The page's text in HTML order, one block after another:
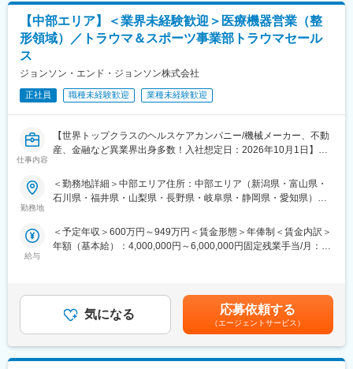
志向性やその時の環境に応じて「特定の領域で専門性を高める」
「幅広い疾患をカバーできるオールラウンダーになる」「本社部
門（マネージャー、研修部門など）へのキャリアチェンジ」など
ジしたメンバーです。担当マネージャーが定期的に面談を行い、
分からないことやキャリアに関してサポートします。
業スタイルになります。
＜具体的な業務内容＞
・担当する製品の提案、技術サポート（手術の立会いあり）
・販売代理店へのサポート
・各種学会への参加
・担当施設の患者集患の提案、実行
※緊急の呼び出し等は発生いたしません。
サージェリー事業本部で展開している外科の製品群で「手術用縫
合糸」「手術用器機」「止血剤」の大きく3つ分けれております。
入社後はいずれかの製品群を担当いただきます。豊富なラインナ
ン提案が可能です。
を頂くなど基礎的な知識を身につけてからの現場配属になりま
す。現場配属後も上長や先輩社員との営業動向や勉強会、年次や
階層別の研修プログラムを用意しているため、継続的に知識習得
をする環境が整っております。
※初期研修期間中は会社で手配するビジネスホテルに宿泊していた
【中部エリア】＜業界未経験歓迎＞医療機器営業（整
形領域）／トラウマ＆スポーツ事業部トラウマセール
ス
ジョンソン・エンド・ジョンソン株式会社
正社員 職種未経験歓迎 業種未経験歓迎
仕事内容
【世界トップクラスのヘルスケアカンパニー/機械メーカー、不動
産、金融など異業界出身多数！入社想定日：2026年10月1日】
担当エリアの病院（主に医師）に対し、当社にて扱っている製品
を提案していただきます。医師のニーズを掘り下げた上で解決に
＜具体的な業務内容＞
・担当する製品の提案、技術サポート（手術の立会いあり）
・各種学会への参加
■事業部について：
オーソペディックス事業本部は、整形領域で使用されるインプラ
ント製品を取り扱っています。今回採用するのはトラウマ／スポ
ーツビジネスの営業職を募集しております。
勤務地
＜勤務地詳細＞中部エリア住所：中部エリア（新潟県・富山県・
石川県・福井県・山梨県・長野県・岐阜県・静岡県・愛知県）を
囲：会社の定める事業所
給与
＜予定年収＞600万円～949万円＜賃金形態＞年俸制＜賃金内訳＞
年額（基本給）：4,000,000円～6,000,000円固定残業手当/月：
補足＞※ご経験やスキルを考慮し決定いたします。※上記年収はイ
ンセンティブを含む金額です。賃金はあくまでも目安の金額であ
り、選考を通じて上下する可能性があります。月給(月額)は固定手
当を含めた表記です。
気になる 応募依頼する
（エージェントサービス）